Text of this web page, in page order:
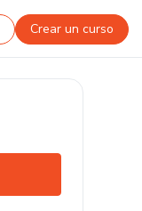
Crear un curso